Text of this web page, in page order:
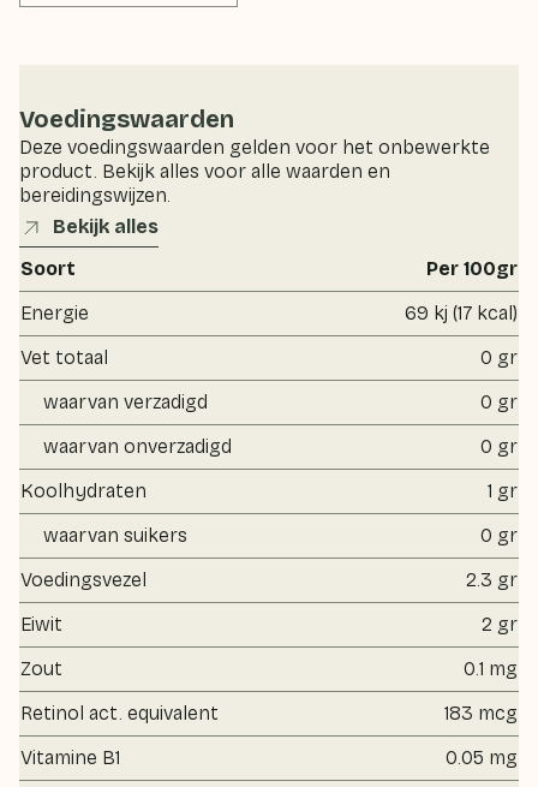
Voedingswaarden
Deze voedingswaarden gelden voor het onbewerkte
product. Bekijk alles voor alle waarden en
bereidingswijzen.
Bekijk alles
Soort
Per 100gr
Energie
69 kj (17 kcal)
Vet totaal
0 gr
waarvan verzadigd
0 gr
waarvan onverzadigd
0 gr
Koolhydraten
1 gr
waarvan suikers
0 gr
Voedingsvezel
2.3 gr
Eiwit
2 gr
Zout
0.1 mg
Retinol act. equivalent
183 mcg
Vitamine B1
0.05 mg